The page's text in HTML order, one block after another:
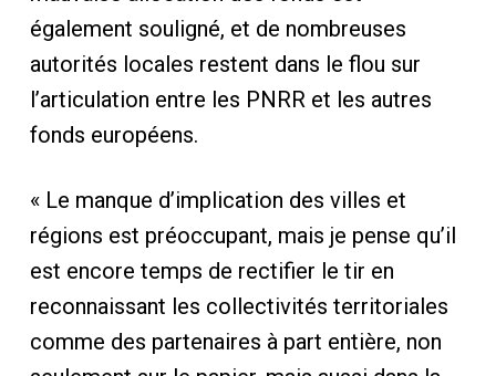
également souligné, et de nombreuses
autorités locales restent dans le flou sur
l’articulation entre les PNRR et les autres
fonds européens.
« Le manque d’implication des villes et
régions est préoccupant, mais je pense qu’il
est encore temps de rectifier le tir en
reconnaissant les collectivités territoriales
comme des partenaires à part entière, non